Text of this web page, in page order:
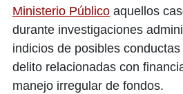
Ministerio Público aquellos
durante investigaciones
indicios de posibles
delito relacionadas con
manejo irregular de fondos.